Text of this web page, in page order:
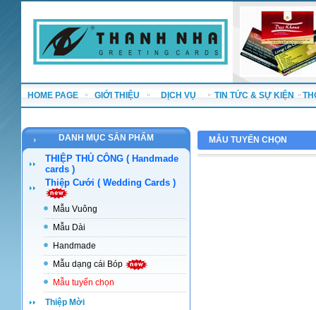
HOME PAGE GIỚI THIỆU DỊCH VỤ TIN TỨC & SỰ KIỆN
DANH MỤC SẢN PHẨM
THIỆP THỦ CÔNG ( Handmade
cards )
Thiệp Cưới ( Wedding Cards )
Mẫu Vuông
Mẫu Dài
Handmade
Mẫu dạng cái Bóp
Mẫu tuyển chọn
Thiệp Mời
MẪU TUYỂN CHỌN